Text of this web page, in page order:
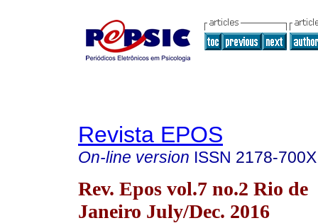
Revista EPOS
On-line version ISSN 2178-700X
Rev. Epos vol.7 no.2 Rio de
Janeiro July/Dec. 2016